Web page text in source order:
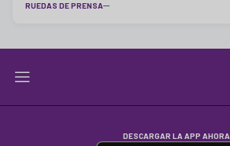
RUEDAS DE PRENSA
DESCARGAR LA APP AHORA